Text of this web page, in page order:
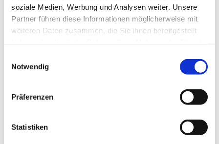
soziale Medien, Werbung und Analysen weiter. Unsere
Partner führen diese Informationen möglicherweise mit
weiteren Daten zusammen, die Sie ihnen bereitgestellt
Notwendig
Präferenzen
Statistiken
WEITERE TERMINE
KONTAKT
WEITERE INFOS & DOWNLOADS
Weitere Veranstaltungen in der Nähe